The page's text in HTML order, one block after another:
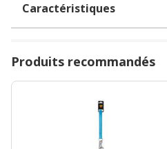
Caractéristiques
Produits recommandés